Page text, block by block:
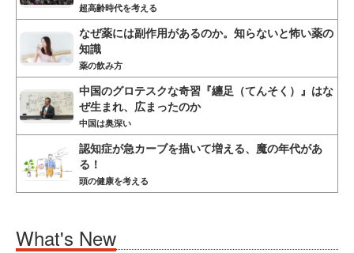
超高齢時代を考える
なぜ薬には副作用があるのか。知らないと怖い薬の
知識
薬の飲み方
中国のグロテスクな奇習『纏足（てんそく）』はな
ぜ生まれ、広まったのか
中国は奥深い
認知症が急カーブを描いて増える、魔の年代があ
る！
頭の健康を考える
What's New